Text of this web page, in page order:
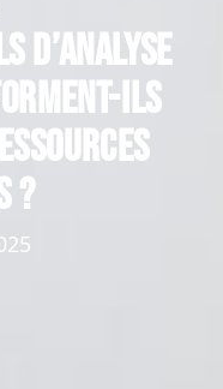
d’analyse
ils
?